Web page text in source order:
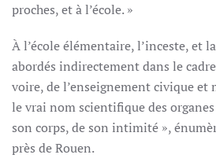
proches, et à l’école. »
À l’école élémentaire, l’inceste, et
abordés indirectement dans le
voire, de l’enseignement civique et
le vrai nom scientifique des
son corps, de son intimité »,
près de Rouen.